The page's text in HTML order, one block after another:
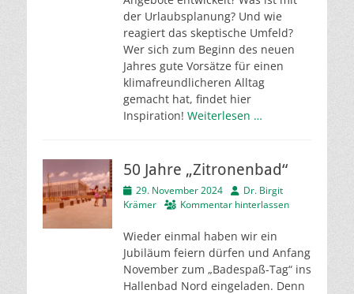
der Urlaubsplanung? Und wie
reagiert das skeptische Umfeld?
Wer sich zum Beginn des neuen
Jahres gute Vorsätze für einen
klimafreundlicheren Alltag
gemacht hat, findet hier
Inspiration! Weiterlesen …
50 Jahre „Zitronenbad“
Veröffentlicht
am
29. November 2024 AutorDr. Birgit
Krämer
Kommentar hinterlassen
Wieder einmal haben wir ein
Jubiläum feiern dürfen und Anfang
November zum „Badespaß-Tag“ ins
Hallenbad Nord eingeladen. Denn